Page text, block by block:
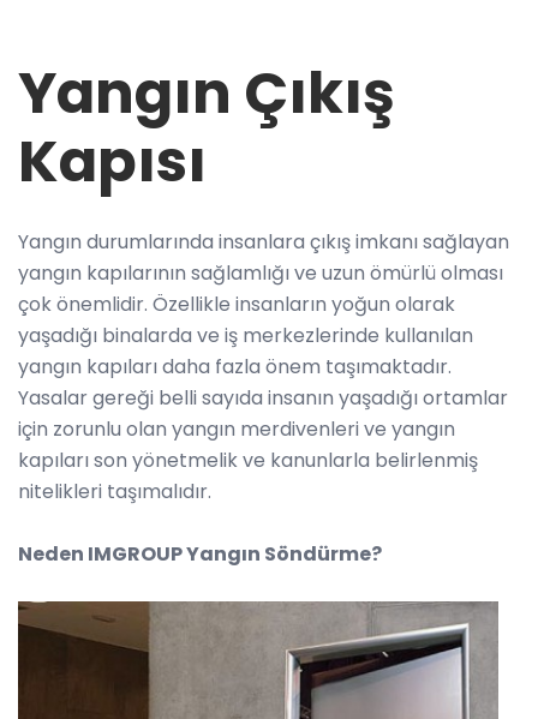
Yangın Çıkış
Kapısı
Yangın durumlarında insanlara çıkış imkanı sağlayan
yangın kapılarının sağlamlığı ve uzun ömürlü olması
çok önemlidir. Özellikle insanların yoğun olarak
yaşadığı binalarda ve iş merkezlerinde kullanılan
yangın kapıları daha fazla önem taşımaktadır.
Yasalar gereği belli sayıda insanın yaşadığı ortamlar
için zorunlu olan yangın merdivenleri ve yangın
kapıları son yönetmelik ve kanunlarla belirlenmiş
nitelikleri taşımalıdır.
Neden IMGROUP Yangın Söndürme?